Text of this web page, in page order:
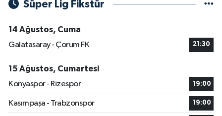
Süper Lig Fikstür
14 Ağustos, Cuma
Galatasaray - Çorum FK
21:30
15 Ağustos, Cumartesi
Konyaspor - Rizespor
19:00
Kasımpaşa - Trabzonspor 19:00